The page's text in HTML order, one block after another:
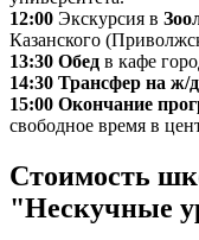
12:00 Экскурсия в
Казанского
13:30 Обед в кафе
14:30 Трансфер на ж/
15:00 Окончание
свободное время в
Стоимость
"Нескучные